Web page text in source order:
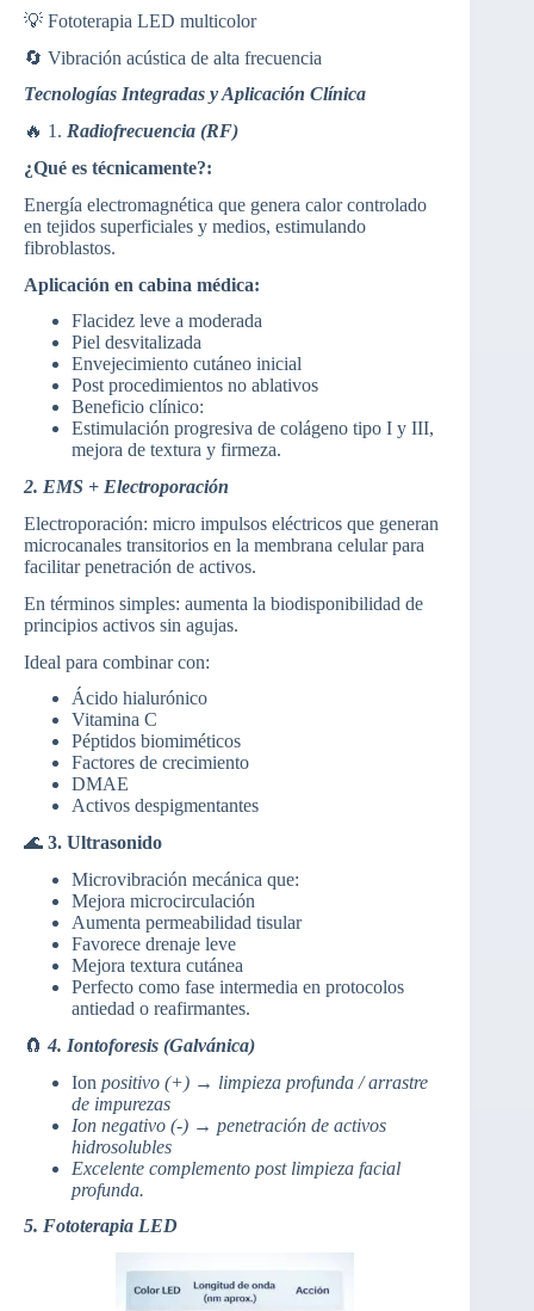
💡 Fototerapia LED multicolor
🔄 Vibración acústica de alta frecuencia
Tecnologías Integradas y Aplicación Clínica
🔥 1. Radiofrecuencia (RF)
¿Qué es técnicamente?:
Energía electromagnética que genera calor controlado
en tejidos superficiales y medios, estimulando
fibroblastos.
Aplicación en cabina médica:
Flacidez leve a moderada
Piel desvitalizada
Envejecimiento cutáneo inicial
Post procedimientos no ablativos
Beneficio clínico:
Estimulación progresiva de colágeno tipo I y III,
mejora de textura y firmeza.
2. EMS + Electroporación
Electroporación: micro impulsos eléctricos que generan
microcanales transitorios en la membrana celular para
facilitar penetración de activos.
En términos simples: aumenta la biodisponibilidad de
principios activos sin agujas.
Ideal para combinar con:
Ácido hialurónico
Vitamina C
Péptidos biomiméticos
Factores de crecimiento
DMAE
Activos despigmentantes
🌊 3. Ultrasonido
Microvibración mecánica que:
Mejora microcirculación
Aumenta permeabilidad tisular
Favorece drenaje leve
Mejora textura cutánea
Perfecto como fase intermedia en protocolos
antiedad o reafirmantes.
🧲 4. Iontoforesis (Galvánica)
Ion positivo (+) → limpieza profunda / arrastre
de impurezas
Ion negativo (-) → penetración de activos
hidrosolubles
Excelente complemento post limpieza facial
profunda.
5. Fototerapia LED